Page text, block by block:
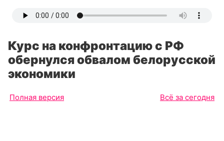
Курс на конфронтацию с РФ
обернулся обвалом белорусской
экономики
Полная версия Всё за сегодня